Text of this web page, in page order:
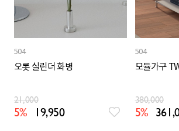
504
오롯 실린더 화병
21,000
5% 19,950
504
모듈가구
380,000
5%